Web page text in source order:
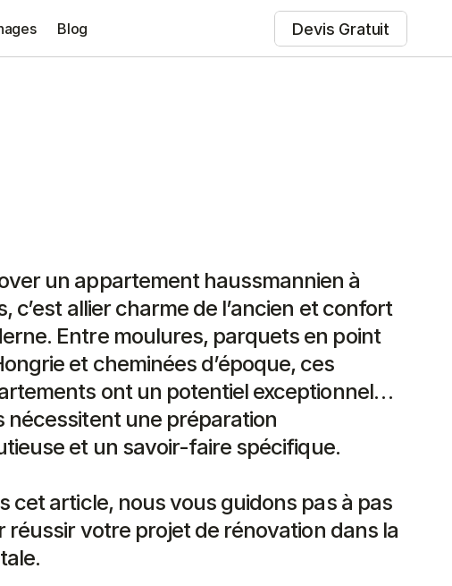
Blog Devis Gratuit
un appartement haussmannien à
c’est allier charme de l’ancien et confort
Entre moulures, parquets en point
et cheminées d’époque, ces
ont un potentiel exceptionnel…
nécessitent une préparation
et un savoir-faire spécifique.
cet article, nous vous guidons pas à pas
réussir votre projet de rénovation dans la